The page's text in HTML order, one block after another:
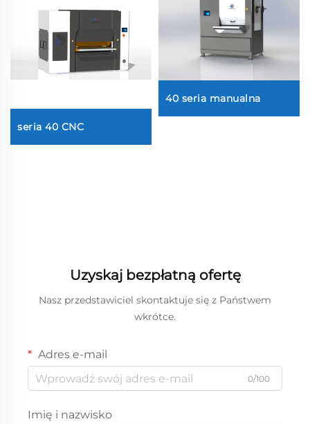
seria 40 CNC
40 seria manualna
Uzyskaj bezpłatną ofertę
Nasz przedstawiciel skontaktuje się z Państwem
wkrótce.
Adres e-mail
0/100
Imię i nazwisko